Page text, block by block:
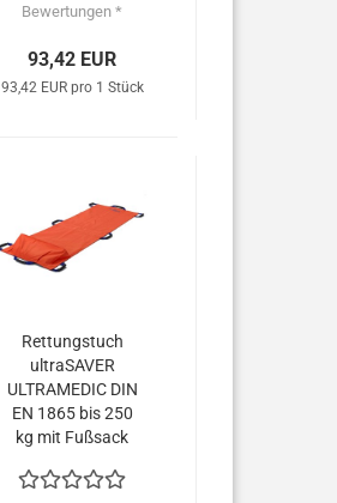
Bewertungen *
93,42 EUR
93,42 EUR pro 1 Stück
Rettungstuch
ultraSAVER
ULTRAMEDIC DIN
EN 1865 bis 250
kg mit Fußsack